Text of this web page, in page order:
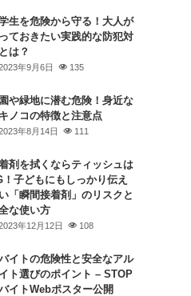
生を危険から守る！大人が
ておきたい実践的な防犯対
は？
年9月6日 135
や緑地に潜む危険！身近な
ノコの特徴と注意点
年8月14日 111
剤を拭くならティッシュは
！子どもにもしっかり伝え
「瞬間接着剤」のリスクと
な使い方
年12月12日 108
イトの危険性と安全なアル
ト選びのポイント – STOP
イトWebポスター公開